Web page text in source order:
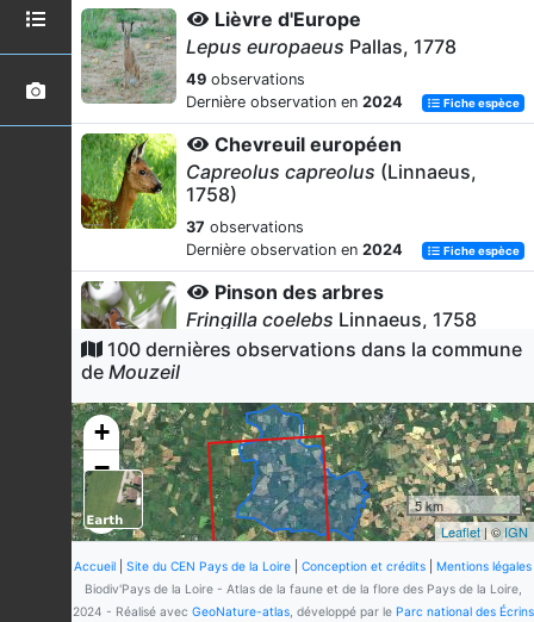
Lièvre d'Europe
Lepus europaeus Pallas, 1778
49 observations
Dernière observation en 2024 Fiche espèce
Chevreuil européen
Capreolus capreolus (Linnaeus,
1758)
37 observations
Dernière observation en 2024 Fiche espèce
Pinson des arbres
Fringilla coelebs Linnaeus, 1758
34observations
Pigeon ramier
Columba palumbusLinnaeus, 1758
32observations
Dernière observation en2023 Fiche espèce
Renard roux
Vulpes vulpes(Linnaeus, 1758)
31
observations
100 dernières observations dans la commune
de Mouzeil
+
−
5 km
Leaflet | ©IGN
Accueil Site du CEN Pays de la Loire Conception et crédits
Mentions légales
Biodiv'Pays de la Loire - Atlas de la faune et de la flore des Pays de la Loire,
2024 - Réalisé avec GeoNature-atlas, développé par le Parc national des Écrins